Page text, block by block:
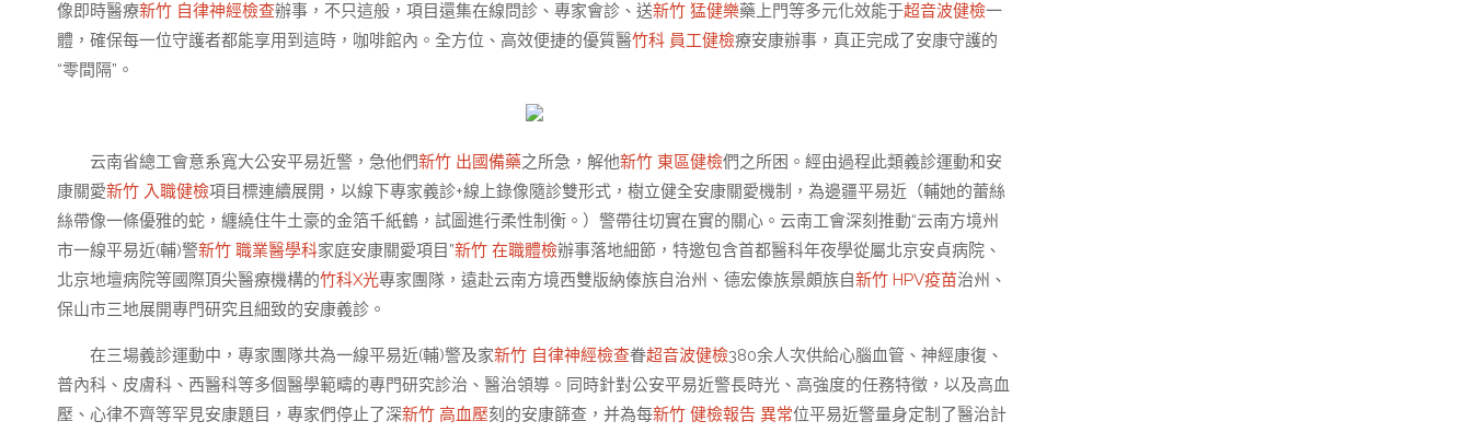
像即時醫療新竹 自律神經檢查辦事，不只這般，項目還集在線問診、專家會診、送新竹 猛健樂藥上門等多元化效能于超音波健檢一
體，確保每一位守護者都能享用到這時，咖啡館內。全方位、高效便捷的優質醫竹科 員工健檢療安康辦事，真正完成了安康守護的
“零間隔”。
云南省總工會意系寬大公安平易近警，急他們新竹 出國備藥之所急，解他新竹 東區健檢們之所困。經由過程此類義診運動和安
康關愛新竹 入職健檢項目標連續展開，以線下專家義診+線上錄像隨診雙形式，樹立健全安康關愛機制，為邊疆平易近（輔她的蕾絲
絲帶像一條優雅的蛇，纏繞住牛土豪的金箔千紙鶴，試圖進行柔性制衡。）警帶往切實在實的關心。云南工會深刻推動“云南方境州
市一線平易近(輔)警新竹 職業醫學科家庭安康關愛項目”新竹 在職體檢辦事落地細節，特邀包含首都醫科年夜學從屬北京安貞病院、
北京地壇病院等國際頂尖醫療機構的竹科X光專家團隊，遠赴云南方境西雙版納傣族自治州、德宏傣族景頗族自新竹 HPV疫苗治州、
保山市三地展開專門研究且細致的安康義診。
在三場義診運動中，專家團隊共為一線平易近(輔)警及家新竹 自律神經檢查眷超音波健檢380余人次供給心腦血管、神經康復、
普內科、皮膚科、西醫科等多個醫學範疇的專門研究診治、醫治領導。同時針對公安平易近警長時光、高強度的任務特徵，以及高血
壓、心律不齊等罕見安康題目，專家們停止了深新竹 高血壓刻的安康篩查，并為每新竹 健檢報告 異常位平易近警量身定制了醫治計